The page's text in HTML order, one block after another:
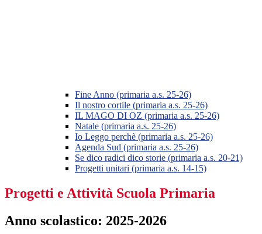
Fine Anno (primaria a.s. 25-26)
Il nostro cortile (primaria a.s. 25-26)
IL MAGO DI OZ (primaria a.s. 25-26)
Natale (primaria a.s. 25-26)
Io Leggo perchè (primaria a.s. 25-26)
Agenda Sud (primaria a.s. 25-26)
Se dico radici dico storie (primaria a.s. 20-21)
Progetti unitari (primaria a.s. 14-15)
Progetti e Attività Scuola Primaria
Anno scolastico: 2025-2026